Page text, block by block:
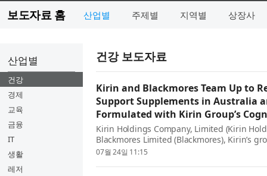
보도자료 홈 산업별 주제별 지역별 상장사
산업별
건강
경제
교육
금융
IT
생활
레저
건강 보도자료
Kirin and Blackmores Team Up to
Support Supplements in Australia
Formulated with Kirin Group’s
Kirin Holdings Company, Limited (Kirin
Blackmores Limited (Blackmores), Kirin’s
leading natural health company, are
07월 24일 11:15